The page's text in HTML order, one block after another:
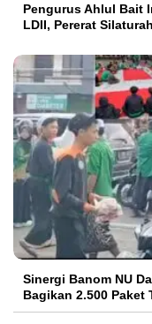
Pengurus Ahlul Bait
LDII, Pererat
Sinergi Banom NU
Bagikan 2.500 Paket